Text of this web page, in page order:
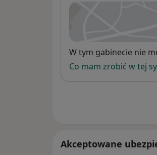
Dostępność
W tym gabinecie nie
Co mam zrobić w tej
Akceptowane